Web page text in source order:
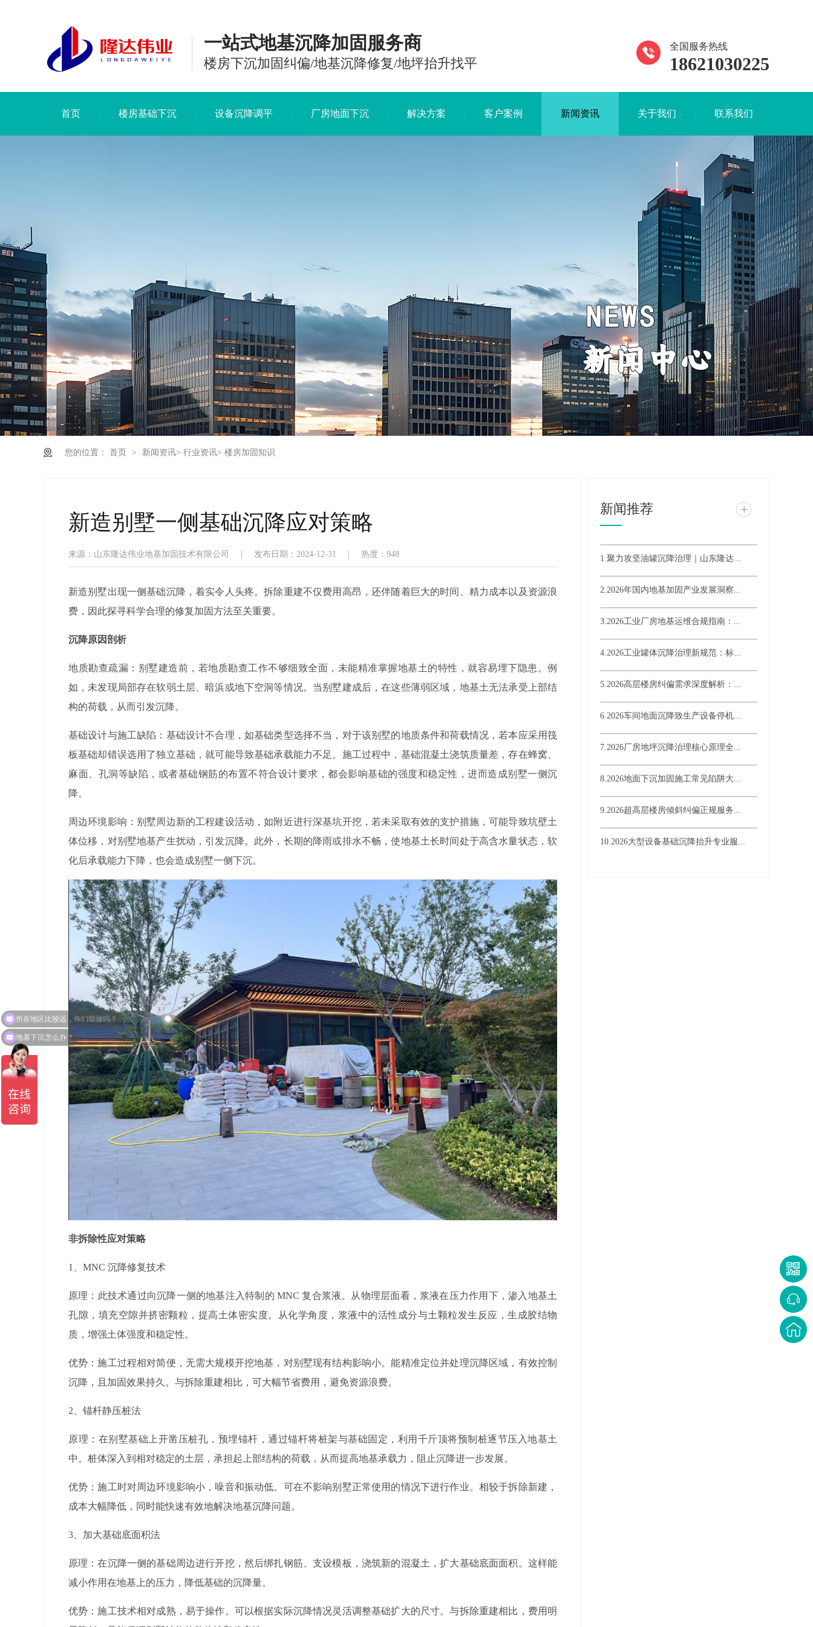
一站式地基沉降加固服务商
楼房下沉加固纠偏/地基沉降修复/地坪抬升找平
全国服务热线
18621030225
首页 楼房基础下沉 设备沉降调平 厂房地面下沉 解决方案 客户案例 新闻资讯 关于我们 联系我们
您的位置： 首页 > 新闻资讯> 行业资讯> 楼房加固知识
新造别墅一侧基础沉降应对策略
来源：山东隆达伟业地基加固技术有限公司 发布日期：2024-12-31 热度：948
新造别墅出现一侧基础沉降，着实令人头疼。拆除重建不仅费用高昂，还伴随着巨大的时间、精力成本以及资源浪
费，因此探寻科学合理的修复加固方法至关重要。
沉降原因剖析
地质勘查疏漏：别墅建造前，若地质勘查工作不够细致全面，未能精准掌握地基土的特性，就容易埋下隐患。例
如，未发现局部存在软弱土层、暗浜或地下空洞等情况。当别墅建成后，在这些薄弱区域，地基土无法承受上部结
构的荷载，从而引发沉降。
基础设计与施工缺陷：基础设计不合理，如基础类型选择不当，对于该别墅的地质条件和荷载情况，若本应采用筏
板基础却错误选用了独立基础，就可能导致基础承载能力不足。施工过程中，基础混凝土浇筑质量差，存在蜂窝、
麻面、孔洞等缺陷，或者基础钢筋的布置不符合设计要求，都会影响基础的强度和稳定性，进而造成别墅一侧沉
降。
周边环境影响：别墅周边新的工程建设活动，如附近进行深基坑开挖，若未采取有效的支护措施，可能导致坑壁土
体位移，对别墅地基产生扰动，引发沉降。此外，长期的降雨或排水不畅，使地基土长时间处于高含水量状态，软
化后承载能力下降，也会造成别墅一侧下沉。
非拆除性应对策略
1 MNC 沉降修复技术
原理：此技术通过向沉降一侧的地基注入特制的 MNC复合浆液。从物理层面看，浆液在压力作用下，渗入地基土
孔隙，填充空隙并挤密颗粒，提高土体密实度。从化学角度，浆液中的活性成分与土颗粒发生反应，生成胶结物
质，增强土体强度和稳定性。
优势：施工过程相对简便，无需大规模开挖地基，对别墅现有结构影响小。能精准定位并处理沉降区域，有效控制
沉降，且加固效果持久。与拆除重建相比，可大幅节省费用，避免资源浪费。
2 锚杆静压桩法
原理：在别墅基础上开凿压桩孔，预埋锚杆，通过锚杆将桩架与基础固定，利用千斤顶将预制桩逐节压入地基土
中。桩体深入到相对稳定的土层，承担起上部结构的荷载，从而提高地基承载力，阻止沉降进一步发展。
优势：施工时对周边环境影响小，噪音和振动低。可在不影响别墅正常使用的情况下进行作业。相较于拆除新建，
成本大幅降低，同时能快速有效地解决地基沉降问题。
3 加大基础底面积法
原理：在沉降一侧的基础周边进行开挖，然后绑扎钢筋、支设模板，浇筑新的混凝土，扩大基础底面面积。这样能
减小作用在地基上的压力，降低基础的沉降量。
优势：施工技术相对成熟，易于操作。可以根据实际沉降情况灵活调整基础扩大的尺寸。与拆除重建相比，费用明
新闻推荐 +
1.聚力攻坚油罐沉降治理｜山东隆达...
2.2026年国内地基加固产业发展洞察...
3.2026工业厂房地基运维合规指南：...
4.2026工业罐体沉降治理新规范：标...
5.2026高层楼房纠偏需求深度解析：...
6.2026车间地面沉降致生产设备停机...
7.2026厂房地坪沉降治理核心原理全...
8.2026地面下沉加固施工常见陷阱大...
9.2026超高层楼房倾斜纠偏正规服务...
10.2026大型设备基础沉降抬升专业服...
地基下沉怎么办？